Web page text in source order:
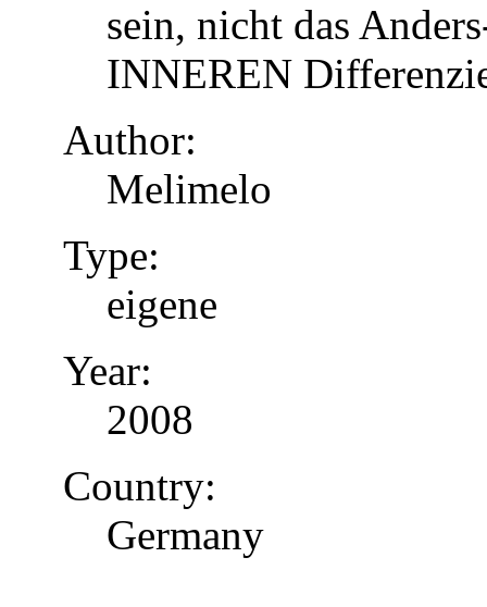
sein, nicht das
INNEREN
Author:
Melimelo
Type:
eigene
Year:
2008
Country:
Germany